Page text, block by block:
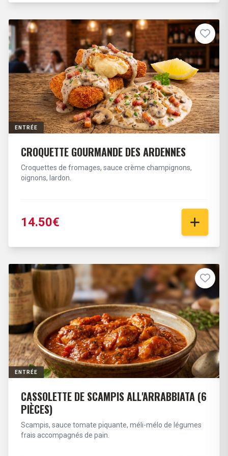
ENTRÉE
CROQUETTE GOURMANDE DES ARDENNES
Croquettes de fromages, sauce crème champignons,
oignons, lardon.
14.50€
ENTRÉE
CASSOLETTE DE SCAMPIS ALL'ARRABBIATA (6
PIÈCES)
Scampis, sauce tomate piquante, méli-mélo de légumes
frais accompagnés de pain.